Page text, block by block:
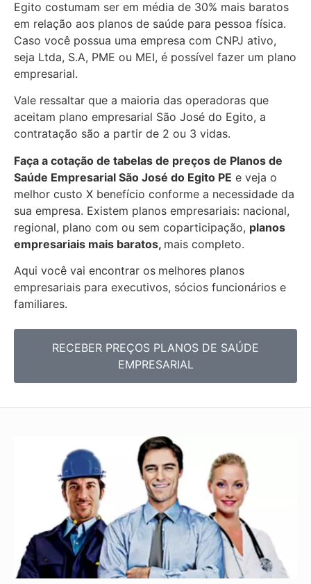
Egito costumam ser em média de 30% mais baratos
em relação aos planos de saúde para pessoa física.
Caso você possua uma empresa com CNPJ ativo,
seja Ltda, S.A, PME ou MEI, é possível fazer um plano
empresarial.
Vale ressaltar que a maioria das operadoras que
aceitam plano empresarial São José do Egito, a
contratação são a partir de 2 ou 3 vidas.
Faça a cotação de tabelas de preços de Planos de
Saúde Empresarial São José do Egito PE e veja o
melhor custo X benefício conforme a necessidade da
sua empresa. Existem planos empresariais: nacional,
regional, plano com ou sem coparticipação, planos
empresariais mais baratos, mais completo.
Aqui você vai encontrar os melhores planos
empresariais para executivos, sócios funcionários e
familiares.
RECEBER PREÇOS PLANOS DE SAÚDE
EMPRESARIAL